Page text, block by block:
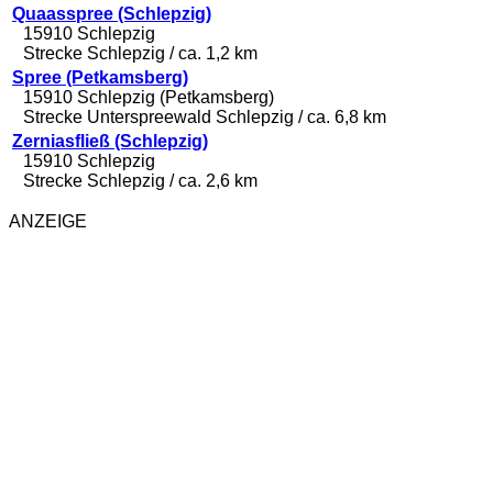
Quaasspree (Schlepzig)
15910 Schlepzig
Strecke Schlepzig / ca. 1,2 km
Spree (Petkamsberg)
15910 Schlepzig (Petkamsberg)
Strecke Unterspreewald Schlepzig / ca. 6,8 km
Zerniasfließ (Schlepzig)
15910 Schlepzig
Strecke Schlepzig / ca. 2,6 km
ANZEIGE